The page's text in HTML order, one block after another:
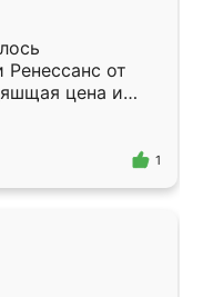
от
цена и
Приехавший
самый
1